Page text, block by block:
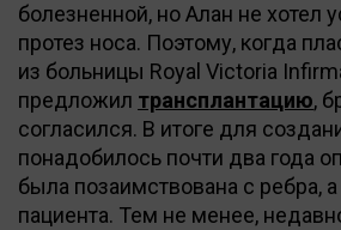
болезненной, но Алан не хотел
протез носа. Поэтому, когда
из больницы Royal Victoria
предложил трансплантацию,
согласился. В итоге для
понадобилось почти два года
была позаимствована с ребра,
пациента. Тем не менее,